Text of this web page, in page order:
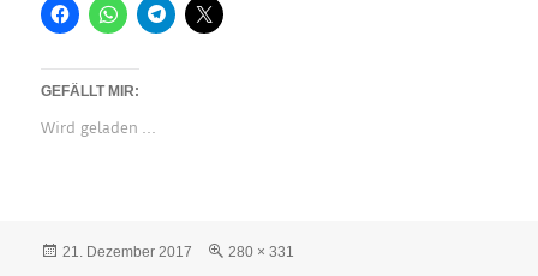
GEFÄLLT MIR:
Wird geladen …
Veröffentlicht
21. Dezember 2017 Originalgröße
280 × 331